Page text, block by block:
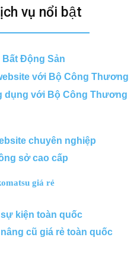
vụ nổi bật
Động Sản
với Bộ Công Thương
dụng với Bộ Công Thương
chuyên nghiệp
sở cao cấp
giá rẻ
kiện toàn quốc
cũ giá rẻ toàn quốc